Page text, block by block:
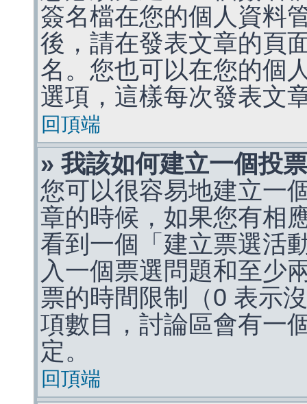
簽名檔在您的個人資料
後，請在發表文章的頁
名。您也可以在您的個
選項，這樣每次發表文
回頂端
» 我該如何建立一個投
您可以很容易地建立一
章的時候，如果您有相
看到一個「建立票選活
入一個票選問題和至少
票的時間限制（0 表示
項數目，討論區會有一
定。
回頂端